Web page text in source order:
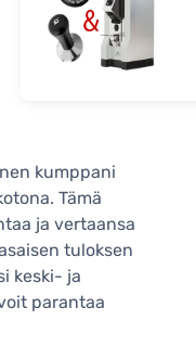
kumppani
Tämä
ja vertaansa
tuloksen
keski- ja
parantaa